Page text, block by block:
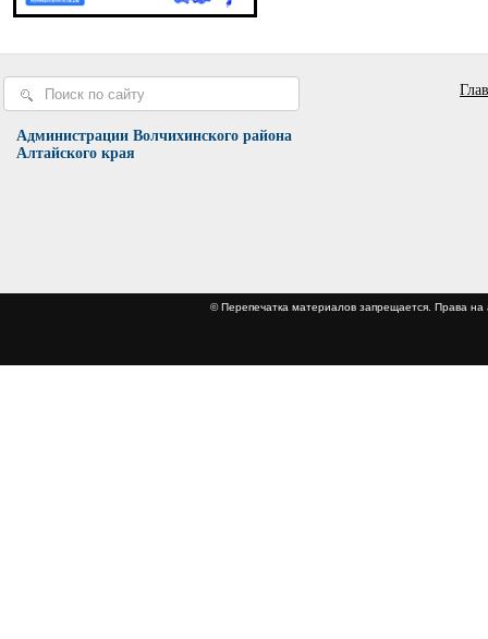
Администрации Волчихинского района
Алтайского края
© Перепечатка материалов запрещается.